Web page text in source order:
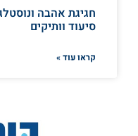
חגיגת אהבה
סיעוד וותיקים
קראו עוד »